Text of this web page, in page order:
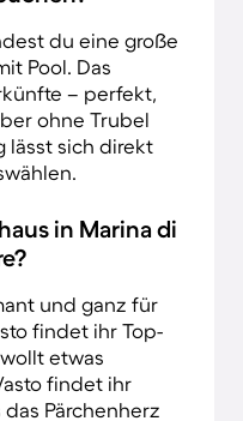
du eine große
Pool. Das
– perfekt,
ohne Trubel
lässt sich direkt
in Marina di
und ganz für
findet ihr Top-
etwas
findet ihr
Pärchenherz